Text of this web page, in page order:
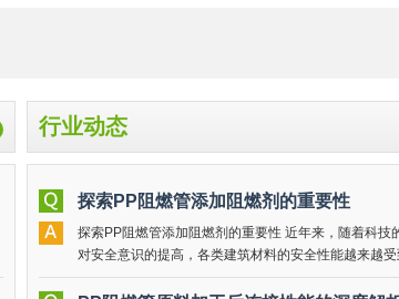
行业动态
探索PP阻燃管添加阻燃剂的重要性
探索PP阻燃管添加阻燃剂的重要性 近年来，随着科技
对安全意识的提高，各类建筑材料的安全性能越来越
料中，聚丙烯（PP）因其轻质、耐腐蚀、